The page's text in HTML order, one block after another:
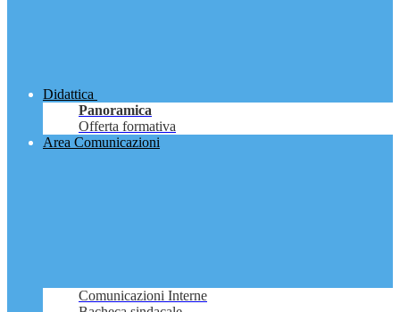
Didattica
Panoramica
Offerta formativa
Area Comunicazioni
Comunicazioni Interne